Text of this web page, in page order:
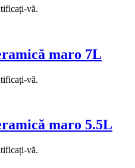
vă.
maro 7L
vă.
maro 5.5L
vă.